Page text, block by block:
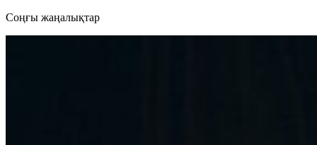
Cоңғы жаңалықтар